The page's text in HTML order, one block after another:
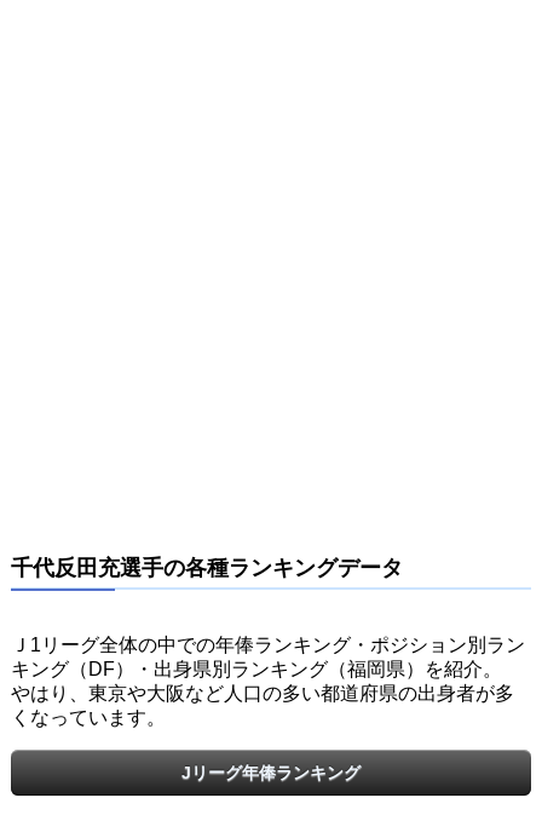
千代反田充選手の各種ランキングデータ
Ｊ1リーグ全体の中での年俸ランキング・ポジション別ラン
キング（DF）・出身県別ランキング（福岡県）を紹介。
やはり、東京や大阪など人口の多い都道府県の出身者が多
くなっています。
Jリーグ年俸ランキング